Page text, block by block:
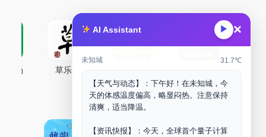
AI Assistant ▶ ×
未知城 31.7℃
【天气与动态】：下午好！在未知城，今
天的体感温度偏高，略显闷热。注意保持
清爽，适当降温。
【资讯快报】：今天，全球首个量子计算
药场 草乐村
Maker Space